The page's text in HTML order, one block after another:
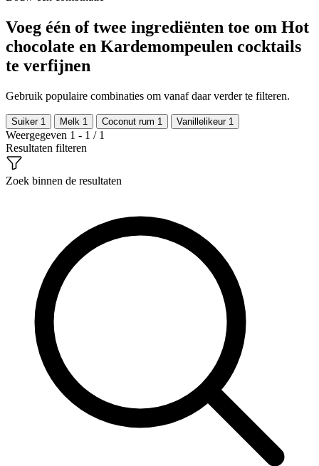
Voeg één of twee ingrediënten toe om Hot
chocolate en Kardemompeulen cocktails
te verfijnen
Gebruik populaire combinaties om vanaf daar verder te filteren.
Suiker 1 Melk 1 Coconut rum 1 Vanillelikeur 1
Weergegeven 1 - 1 / 1
Resultaten filteren
Zoek binnen de resultaten